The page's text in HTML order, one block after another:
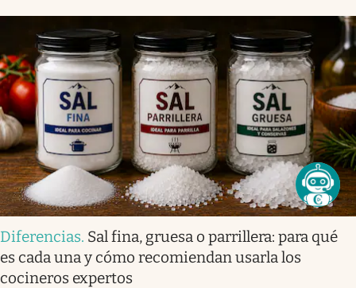
Diferencias. Sal fina, gruesa o parrillera: para qué
es cada una y cómo recomiendan usarla los
cocineros expertos